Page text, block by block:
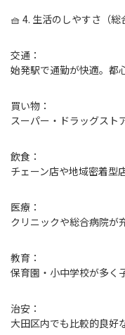
🧺 4. 生活のしやすさ（総
交通：
始発駅で通勤が快適。都
買い物：
スーパー・ドラッグスト
飲食：
チェーン店や地域密着型
医療：
クリニックや総合病院が
教育：
保育園・小中学校が多く
治安：
大田区内でも比較的良好